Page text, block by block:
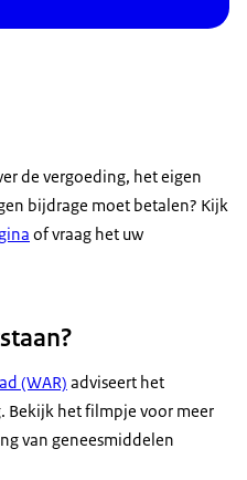
de vergoeding, het eigen
bijdrage moet betalen? Kijk
of vraag het uw
(WAR) adviseert het
Bekijk het filmpje voor meer
van geneesmiddelen